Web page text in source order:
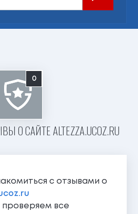
0
О САЙТЕ ALTEZZA.UCOZ.RU
с отзывами о
все